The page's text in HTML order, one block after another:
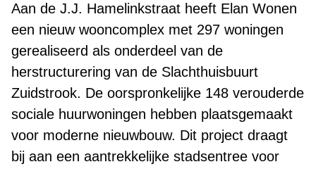
Aan de J.J. Hamelinkstraat heeft Elan Wonen
een nieuw wooncomplex met 297 woningen
gerealiseerd als onderdeel van de
herstructurering van de Slachthuisbuurt
Zuidstrook. De oorspronkelijke 148 verouderde
sociale huurwoningen hebben plaatsgemaakt
voor moderne nieuwbouw. Dit project draagt
bij aan een aantrekkelijke stadsentree voor